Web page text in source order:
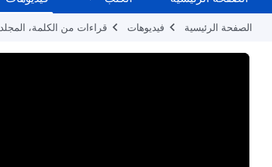
الصفحة الرئيسية فيديوهات قراءات من الكلمة، المجلد 5: مسؤوليات القادة والعاملين